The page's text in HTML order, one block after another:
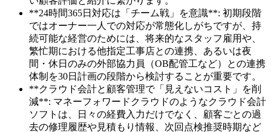
**24時間365日対応は「チーム戦」を意識**: 初期段階
ではオーナー一人での対応が常態化しがちですが、持
続可能な経営のためには、将来的なスタッフ雇用や、
繁忙期における他指定工事店との連携、あるいは夜
間・休日のみの外部協力員（OB配管工など）との連携
体制を30日計画の段階から検討することが重要です。
**クラウド会計と顧客管理で「見えないコスト」を削
減**: マネーフォワードクラウドのようなクラウド会計
ソフトは、日々の経費入力だけでなく、顧客ごとの過
去の修理履歴や見積もり情報、次回点検推奨時期など